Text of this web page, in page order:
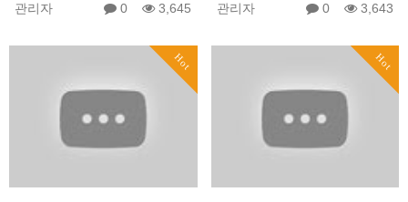
관리자 0 3,645 관리자 0 3,643
Hot Hot